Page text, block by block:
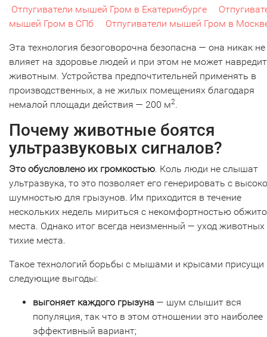
Отпугиватели мышей Гром в Екатеринбурге
мышей Гром в СПб
Отпугиватели мышей Гром в
Эта технология безоговорочна безопасна — она никак не
влияет на здоровье людей и при этом не может
животным. Устройства предпочтительней применять в
производственных, а не жилых помещениях благодаря
немалой площади действия — 200 м2.
Почему животные боятся
ультразвуковых сигналов?
Это обусловлено их громкостью. Коль люди не слышат
ультразвука, то это позволяет его генерировать с
шумностью для грызунов. Им приходится в течение
нескольких недель мириться с некомфортностью
места. Однако итог всегда неизменный — уход животных
тихие места.
Такое технологий борьбы с мышами и крысами присущи
следующие выгоды:
выгоняет каждого грызуна — шум слышит вся
популяция, так что в этом отношении это наиболее
эффективный вариант;